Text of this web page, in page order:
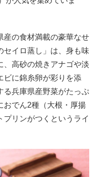
の食材満載の豪華なせ
セイロ蒸し」は、身も味
、高砂の焼きアナゴや淡
ビに錦糸卵が彩りを添
る兵庫県産野菜がたっぷ
おでん2種（大根・厚揚
リンがつくというライ